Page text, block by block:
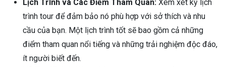
Lịch Trình và Các Điểm Tham Quan: Xem xét kỹ lịch
trình tour để đảm bảo nó phù hợp với sở thích và nhu
cầu của bạn. Một lịch trình tốt sẽ bao gồm cả những
điểm tham quan nổi tiếng và những trải nghiệm độc đáo,
ít người biết đến.